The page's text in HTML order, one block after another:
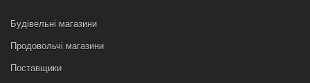
Будівельні магазини
Продовольчі магазини
Поставщики